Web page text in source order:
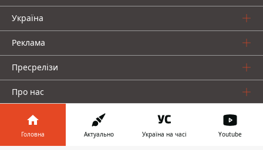
Україна
Реклама
Пресрелізи
Про нас
Головна Актуально Україна на часі Youtube